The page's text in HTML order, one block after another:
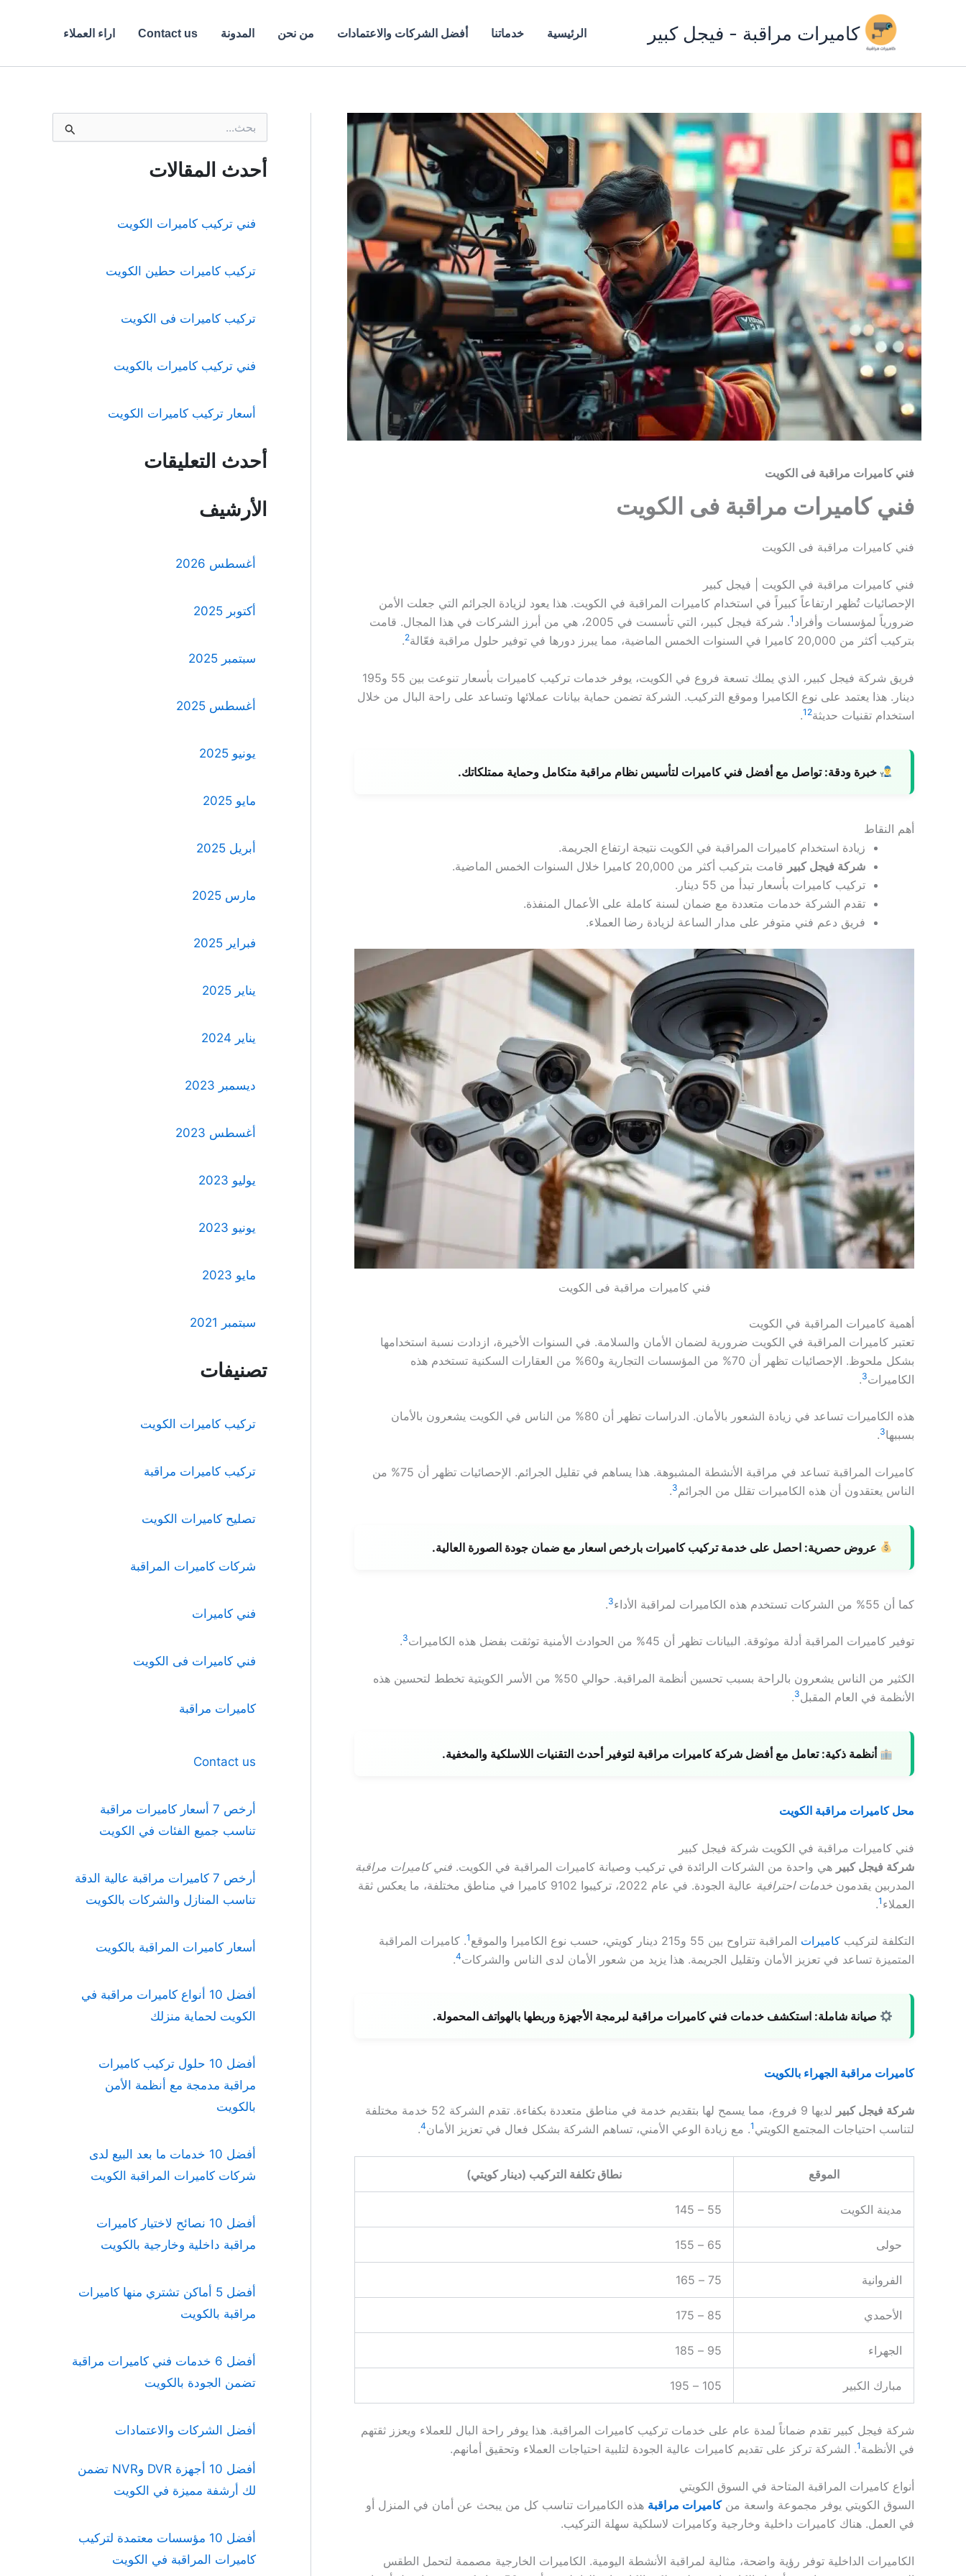
كاميرات مراقبة - فيجل كبير الرئيسية خدماتنا أفضل الشركات والاعتمادات من نحن المدونة Contact us اراء العملاء
فني كاميرات مراقبة فى الكويت
فني كاميرات مراقبة فى الكويت
فني كاميرات مراقبة فى الكويت
فني كاميرات مراقبة في الكويت | فيجل كبير
الإحصائيات تُظهر ارتفاعاً كبيراً في استخدام كاميرات المراقبة في الكويت. هذا يعود لزيادة الجرائم التي جعلت الأمن
ضرورياً لمؤسسات وأفراد 1
. شركة فيجل كبير، التي تأسست في 2005، هي من أبرز الشركات في هذا المجال. قامت
بتركيب أكثر من 20,000 كاميرا في السنوات الخمس الماضية، مما يبرز دورها في توفير حلول مراقبة فعّالة
2
.
فريق شركة فيجل كبير، الذي يملك تسعة فروع في الكويت، يوفر خدمات تركيب كاميرات بأسعار تنوعت بين 55 و195
دينار. هذا يعتمد على نوع الكاميرا وموقع التركيب. الشركة تضمن حماية بيانات عملائها وتساعد على راحة البال من خلال
استخدام تقنيات حديثة
1 2
.
خبرة ودقة: تواصل مع أفضل فني كاميرات لتأسيس نظام مراقبة متكامل وحماية ممتلكاتك.
أهم النقاط
زيادة استخدام كاميرات المراقبة في الكويت نتيجة ارتفاع الجريمة.
شركة فيجل كبير قامت بتركيب أكثر من 20,000 كاميرا خلال السنوات الخمس الماضية.
تركيب كاميرات بأسعار تبدأ من 55 دينار.
تقدم الشركة خدمات متعددة مع ضمان لسنة كاملة على الأعمال المنفذة.
فريق دعم فني متوفر على مدار الساعة لزيادة رضا العملاء.
فني كاميرات مراقبة فى الكويت
أهمية كاميرات المراقبة في الكويت
تعتبر كاميرات المراقبة في الكويت ضرورية لضمان الأمان والسلامة. في السنوات الأخيرة، ازدادت نسبة استخدامها
بشكل ملحوظ. الإحصائيات تظهر أن 70% من المؤسسات التجارية و60% من العقارات السكنية تستخدم هذه
الكاميرات3
.
هذه الكاميرات تساعد في زيادة الشعور بالأمان. الدراسات تظهر أن 80% من الناس في الكويت يشعرون بالأمان
بسببها3
.
كاميرات المراقبة تساعد في مراقبة الأنشطة المشبوهة. هذا يساهم في تقليل الجرائم. الإحصائيات تظهر أن 75% من
الناس يعتقدون أن هذه الكاميرات تقلل من الجرائم 3
.
عروض حصرية: احصل على خدمة تركيب كاميرات بارخص اسعار مع ضمان جودة الصورة العالية.
كما أن 55% من الشركات تستخدم هذه الكاميرات لمراقبة الأداء 3
.
توفير كاميرات المراقبة أدلة موثوقة. البيانات تظهر أن 45% من الحوادث الأمنية توثقت بفضل هذه الكاميرات 3
.
الكثير من الناس يشعرون بالراحة بسبب تحسين أنظمة المراقبة. حوالي 50% من الأسر الكويتية تخطط لتحسين هذه
الأنظمة في العام المقبل3
.
أنظمة ذكية: تعامل مع أفضل شركة كاميرات مراقبة لتوفير أحدث التقنيات اللاسلكية والمخفية.
محل كاميرات مراقبة الكويت
فني كاميرات مراقبة في الكويت شركة فيجل كبير
شركة فيجل كبير هي واحدة من الشركات الرائدة في تركيب وصيانة كاميرات المراقبة في الكويت. فني كاميرات مراقبة
المدربين يقدمون خدمات احترافية
عالية الجودة. في عام 2022، تركيبوا 9102 كاميرا في مناطق مختلفة، ما يعكس ثقة
العملاء 1
.
التكلفة لتركيب كاميرات المراقبة تتراوح بين 55 و215 دينار كويتي، حسب نوع الكاميرا والموقع 1. كاميرات المراقبة
المتميزة تساعد في تعزيز الأمان وتقليل الجريمة. هذا يزيد من شعور الأمان لدى الناس والشركات4
.
صيانة شاملة: استكشف خدمات فني كاميرات مراقبة لبرمجة الأجهزة وربطها بالهواتف المحمولة.
كاميرات مراقبة الجهراء بالكويت
شركة فيجل كبير
لديها 9 فروع، مما يسمح لها بتقديم خدمة في مناطق متعددة بكفاءة. تقدم الشركة 52 خدمة مختلفة
لتناسب احتياجات المجتمع الكويتي 1. مع زيادة الوعي الأمني، تساهم الشركة بشكل فعال في تعزيز الأمان4
.
الموقع نطاق تكلفة التركيب (دينار كويتي)
مدينة الكويت 55 – 145
حولى 65 – 155
الفروانية 75 – 165
الأحمدي 85 – 175
الجهراء 95 – 185
مبارك الكبير 105 – 195
شركة فيجل كبير تقدم ضماناً لمدة عام على خدمات تركيب كاميرات المراقبة. هذا يوفر راحة البال للعملاء ويعزز ثقتهم
في الأنظمة 1. الشركة تركز على تقديم كاميرات عالية الجودة لتلبية احتياجات العملاء وتحقيق أمانهم.
أنواع كاميرات المراقبة المتاحة في السوق الكويتي
السوق الكويتي يوفر مجموعة واسعة منكاميرات مراقبة هذه الكاميرات تناسب كل من يبحث عن أمان في المنزل أو
في العمل. هناك كاميرات داخلية وخارجية وكاميرات لاسلكية سهلة التركيب.
الكاميرات الداخلية توفر رؤية واضحة، مثالية لمراقبة الأنشطة اليومية. الكاميرات الخارجية مصممة لتحمل الطقس
ح
ث
أحدث المقالات
فني تركيب كاميرات الكويت
تركيب كاميرات حطين الكويت
تركيب كاميرات فى الكويت
فني تركيب كاميرات بالكويت
أسعار تركيب كاميرات الكويت
أحدث التعليقات
الأرشيف
أغسطس 2026
أكتوبر 2025
سبتمبر 2025
أغسطس 2025
يونيو 2025
مايو 2025
أبريل 2025
مارس 2025
فبراير 2025
يناير 2025
يناير 2024
ديسمبر 2023
أغسطس 2023
يوليو 2023
يونيو 2023
مايو 2023
سبتمبر 2021
تصنيفات
تركيب كاميرات الكويت
تركيب كاميرات مراقبة
تصليح كاميرات الكويت
شركات كاميرات المراقبة
فني كاميرات
فني كاميرات فى الكويت
كاميرات مراقبة
Contact us
أرخص 7 أسعار كاميرات مراقبة
تناسب جميع الفئات في الكويت
أرخص 7 كاميرات مراقبة عالية الدقة
تناسب المنازل والشركات بالكويت
أسعار كاميرات المراقبة بالكويت
أفضل 10 أنواع كاميرات مراقبة في
الكويت لحماية منزلك
أفضل 10 حلول تركيب كاميرات
مراقبة مدمجة مع أنظمة الأمن
بالكويت
أفضل 10 خدمات ما بعد البيع لدى
شركات كاميرات المراقبة الكويت
أفضل 10 نصائح لاختيار كاميرات
مراقبة داخلية وخارجية بالكويت
أفضل 5 أماكن تشتري منها كاميرات
مراقبة بالكويت
أفضل 6 خدمات فني كاميرات مراقبة
تضمن الجودة بالكويت
أفضل الشركات والاعتمادات
أفضل 10 أجهزة DVR وNVR تضمن
لك أرشفة مميزة في الكويت
أفضل 10 مؤسسات معتمدة لتركيب
كاميرات المراقبة في الكويت